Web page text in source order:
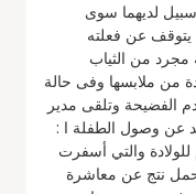
سبيل لديهما سوى
يتوقف عن فعلته
من الثياب
من ملابسها وفى حالة
الفضيحة وتلقى مدير
عن وصول الطفلة ا :
للولادة والتي أسفرت
نتج عن معاشرة